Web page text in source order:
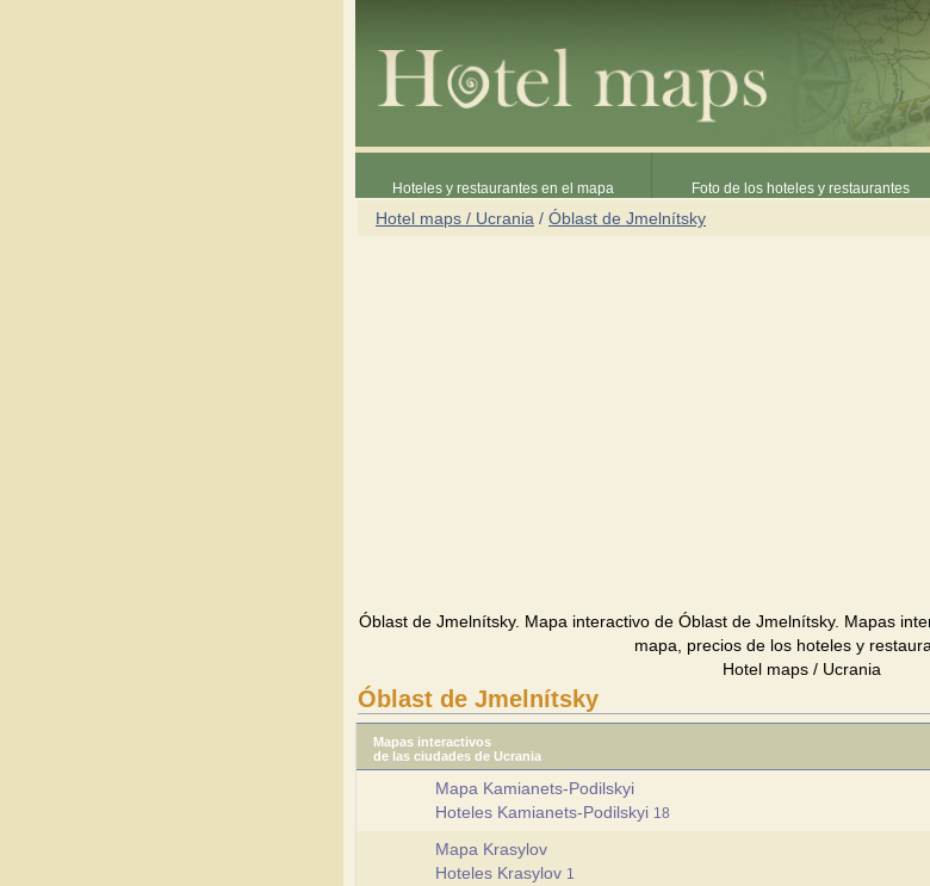
Hoteles y restaurantes en el mapa Foto de los hoteles y restaurantes
Hotel maps / Ucrania / Óblast de Jmelnítsky
Óblast de Jmelnítsky. Mapa interactivo de Óblast de Jmelnítsky. Mapas
mapa, precios de los hoteles y
Hotel maps / Ucrania
Óblast de Jmelnítsky
Mapas interactivos
de las ciudades de Ucrania
Mapa Kamianets-Podilskyi
Hoteles Kamianets-Podilskyi 18
Mapa Krasylov
Hoteles Krasylov 1